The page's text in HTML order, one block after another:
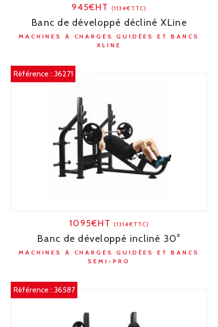
945€HT (1134€TTC)
Banc de développé décliné XLine
MACHINES À CHARGES GUIDÉES ET BANCS
XLINE
Référence :36271
1095€HT (1314€TTC)
Banc de développé incliné 30°
MACHINES À CHARGES GUIDÉES ET BANCS
SEMI-PRO
Référence :36587